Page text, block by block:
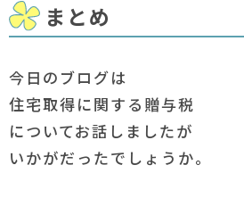
まとめ
今日のブログは
住宅取得に関する贈与税
についてお話しましたが
いかがだったでしょうか。